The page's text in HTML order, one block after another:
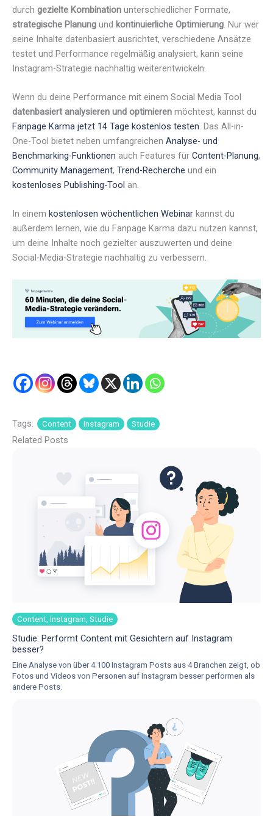
durch gezielte Kombination unterschiedlicher Formate,
strategische Planung und kontinuierliche Optimierung. Nur wer
seine Inhalte datenbasiert ausrichtet, verschiedene Ansätze
testet und Performance regelmäßig analysiert, kann seine
Instagram-Strategie nachhaltig weiterentwickeln.
Wenn du deine Performance mit einem Social Media Tool
datenbasiert analysieren und optimieren möchtest, kannst du
Fanpage Karma jetzt 14 Tage kostenlos testen. Das All-in-
One-Tool bietet neben umfangreichen Analyse- und
Benchmarking-Funktionen auch Features für Content-Planung,
Community Management, Trend-Recherche und ein
kostenloses Publishing-Tool an.
In einem kostenlosen wöchentlichen Webinar kannst du
außerdem lernen, wie du Fanpage Karma dazu nutzen kannst,
um deine Inhalte noch gezielter auszuwerten und deine
Social-Media-Strategie nachhaltig zu verbessern.
Tags: Content Instagram Studie
Related Posts
Content, Instagram, Studie
Studie: Performt Content mit Gesichtern auf Instagram
besser?
Eine Analyse von über 4.100 Instagram Posts aus 4 Branchen zeigt, ob
Fotos und Videos von Personen auf Instagram besser performen als
andere Posts.